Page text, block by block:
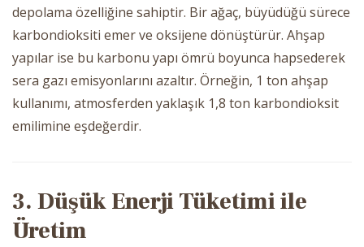
depolama özelliğine sahiptir. Bir ağaç, büyüdüğü sürece
karbondioksiti emer ve oksijene dönüştürür. Ahşap
yapılar ise bu karbonu yapı ömrü boyunca hapsederek
sera gazı emisyonlarını azaltır. Örneğin, 1 ton ahşap
kullanımı, atmosferden yaklaşık 1,8 ton karbondioksit
emilimine eşdeğerdir.
3. Düşük Enerji Tüketimi ile
Üretim